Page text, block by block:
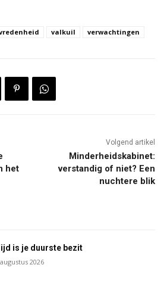
valkuil verwachtingen
het
Volgend artikel
Minderheidskabinet:
verstandig of niet? Een
nuchtere blik
is je duurste bezit
2026